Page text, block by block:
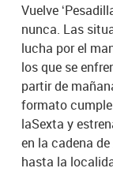
Vuelve
nunca. Las
lucha por el
los que se
partir de
formato
laSexta y
en la cadena
hasta la